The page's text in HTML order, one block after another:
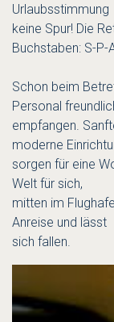
Urlaubsstimmung
keine Spur! Die
Buchstaben: S-P-
Schon beim
Personal
empfangen.
moderne
sorgen für eine
Welt für sich,
mitten im
Anreise und lässt
sich fallen.